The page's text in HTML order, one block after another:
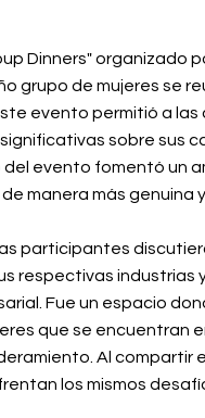
Dinners" organizado
grupo de mujeres se
evento permitió a
sobre sus
evento fomentó un
manera más genuina
participantes
respectivas industrias
Fue un espacio
que se encuentran
Al compartir
los mismos